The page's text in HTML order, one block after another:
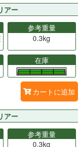
アー
参考重量
0.3kg
在庫
カートに追加
アー
参考重量
0.3kg